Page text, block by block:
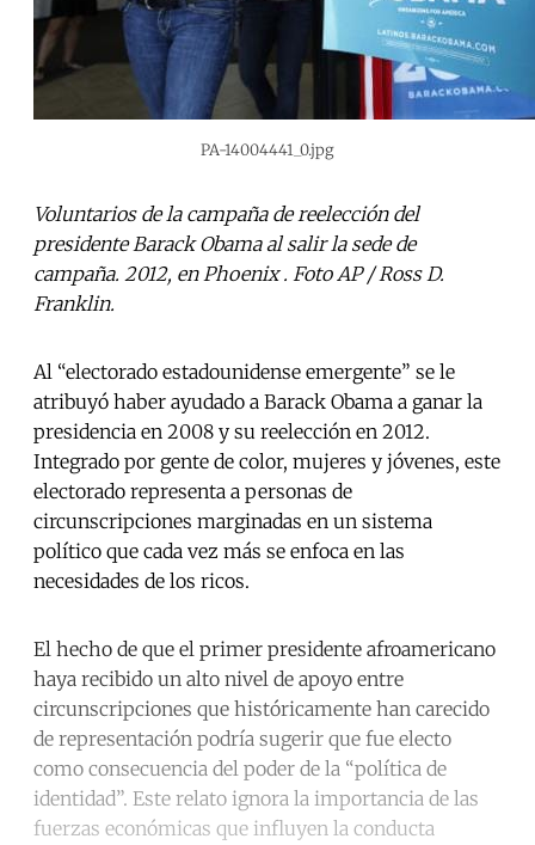
PA-14004441_0.jpg
Voluntarios de la campaña de reelección del
presidente Barack Obama al salir la sede de
campaña. 2012, en Phoenix . Foto AP / Ross D.
Franklin.
Al “electorado estadounidense emergente” se le
atribuyó haber ayudado a Barack Obama a ganar la
presidencia en 2008 y su reelección en 2012.
Integrado por gente de color, mujeres y jóvenes, este
electorado representa a personas de
circunscripciones marginadas en un sistema
político que cada vez más se enfoca en las
necesidades de los ricos.
El hecho de que el primer presidente afroamericano
haya recibido un alto nivel de apoyo entre
circunscripciones que históricamente han carecido
de representación podría sugerir que fue electo
como consecuencia del poder de la “política de
identidad”. Este relato ignora la importancia de las
fuerzas económicas que influyen la conducta